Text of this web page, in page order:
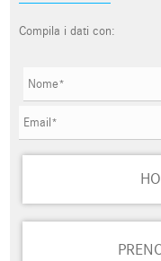
Compila i dati con: